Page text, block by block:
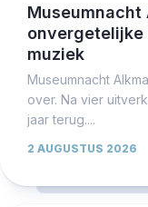
Museumnacht
onvergetelijke
muziek
Museumnacht
over. Na vier
jaar terug....
2 AUGUSTUS 2026